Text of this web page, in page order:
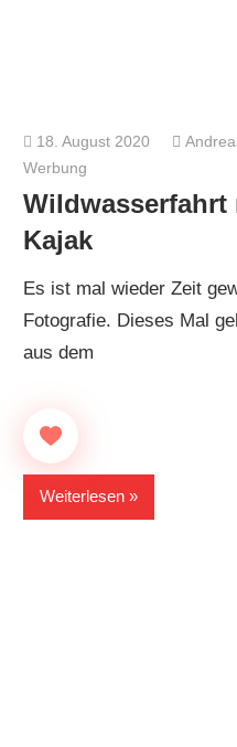
18. August 2020
Werbung
Wildwasserfahrt
Kajak
Es ist mal wieder Zeit
Fotografie. Dieses Mal
aus dem
Weiterlesen